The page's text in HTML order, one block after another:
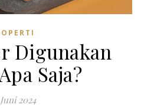
Digunakan
Saja?
2024